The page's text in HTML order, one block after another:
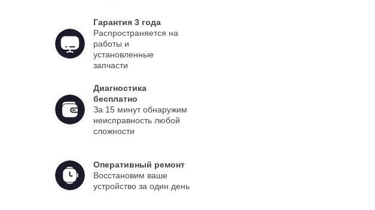
Гарантия 3 года
Распространяется на
работы и
установленные
запчасти
Диагностика
бесплатно
За 15 минут обнаружим
неисправность любой
сложности
Оперативный ремонт
Восстановим ваше
устройство за один день